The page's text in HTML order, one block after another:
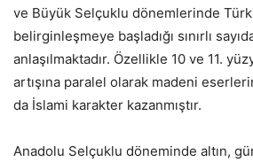
ve Büyük Selçuklu dönemlerinde
belirginleşmeye başladığı sınırlı
anlaşılmaktadır. Özellikle 10 ve 11.
artışına paralel olarak madeni
da İslami karakter kazanmıştır.
Anadolu Selçuklu döneminde altın,